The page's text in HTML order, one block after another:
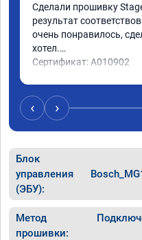
Сделали прошивку
результат
очень понравилось,
хотел.
Сертификат: A010902
‹ ›
Блок
управления
(ЭБУ):
Метод
прошивки: